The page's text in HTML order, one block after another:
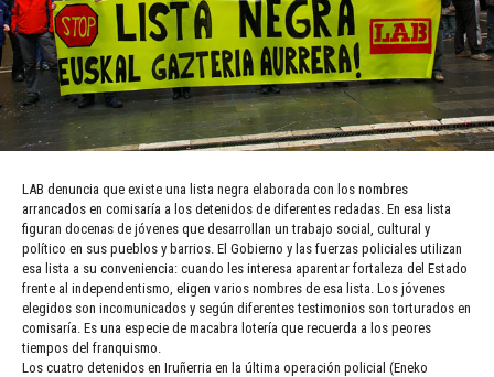
LAB denuncia que existe una lista negra elaborada con los nombres
arrancados en comisaría a los detenidos de diferentes redadas. En esa lista
figuran docenas de jóvenes que desarrollan un trabajo social, cultural y
político en sus pueblos y barrios. El Gobierno y las fuerzas policiales utilizan
esa lista a su conveniencia: cuando les interesa aparentar fortaleza del Estado
frente al independentismo, eligen varios nombres de esa lista. Los jóvenes
elegidos son incomunicados y según diferentes testimonios son torturados en
comisaría. Es una especie de macabra lotería que recuerda a los peores
tiempos del franquismo.
Los cuatro detenidos en Iruñerria en la última operación policial (Eneko